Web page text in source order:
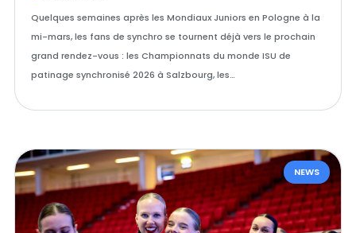
Quelques semaines après les Mondiaux Juniors en Pologne à la
mi-mars, les fans de synchro se tournent déjà vers le prochain
grand rendez-vous : les Championnats du monde ISU de
patinage synchronisé 2026 à Salzbourg, les…
NEWS